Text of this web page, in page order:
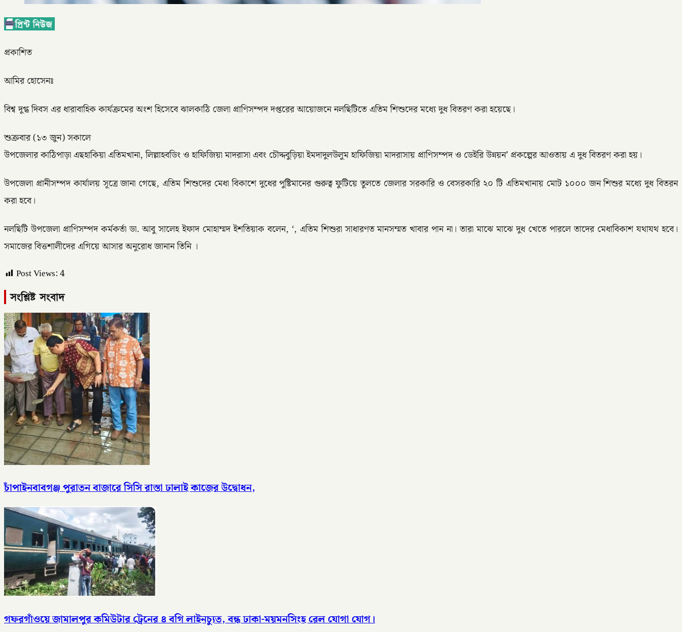
প্রকাশিত
আমির হোসেনঃ
বিশ্ব দুগ্ধ দিবস এর ধারাবাহিক কার্যক্রমের অংশ হিসেবে ঝালকাঠি জেলা প্রাণিসম্পদ দপ্তরের আয়োজনে নলছিটিতে এতিম শিশুদের মধ্যে দুধ বিতরণ করা হয়েছে।
শুক্রবার (১৩ জুন) সকালে
উপজেলার কাঠিপাড়া এছহাকিয়া এতিমখানা, লিল্লাহবডিং ও হাফিজিয়া মাদরাসা এবং চৌদ্দবুড়িয়া ইমদাদুলউলুম হাফিজিয়া মাদরাসায় প্রাণিসম্পদ ও ডেইরি উন্নয়ন’ প্রকল্পের আওতায় এ দুধ বিতরণ করা হয়।
উপজেলা প্রানীসম্পদ কার্যালয় সূত্রে জানা গেছে, এতিম শিশুদের মেধা বিকাশে দুধের পুষ্টিমানের গুরুত্ব ফুটিয়ে তুলতে জেলার সরকারি ও বেসরকারি ২০ টি এতিমখানায় মোট ১০০০ জন শিশুর মধ্যে দুধ বিতরন
করা হবে।
নলছিটি উপজেলা প্রাণিসম্পদ কর্মকর্তা ডা. আবু সালেহ ইফাদ মোহাম্মদ ইশতিয়াক বলেন, ‘, এতিম শিশুরা সাধারণত মানসম্মত খাবার পান না। তারা মাঝে মাঝে দুধ খেতে পারলে তাদের মেধাবিকাশ যথাযথ হবে।
সমাজের বিত্তশালীদের এগিয়ে আসার অনুরোধ জানান তিনি ।
Post Views:4
সংশ্লিষ্ট সংবাদ
চাঁপাইনবাবগঞ্জ পুরাতন বাজারে সিসি রাস্তা ঢালাই কাজের উদ্বোধন,
গফরগাঁওয়ে জামালপুর কমিউটার ট্রেনের ৪ বগি লাইনচ্যুত, বন্ধ ঢাকা-ময়মনসিংহ রেল যোগা যোগ।